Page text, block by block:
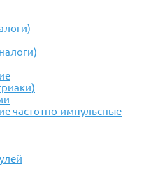
частотно-импульсные